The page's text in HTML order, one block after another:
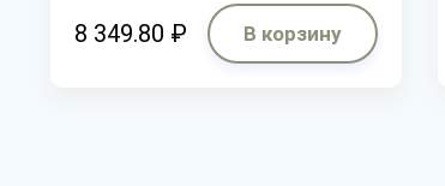
8 349.80 ₽ В корзину